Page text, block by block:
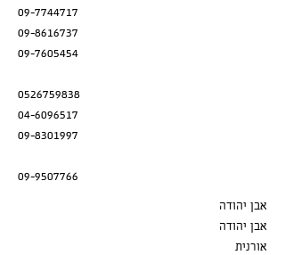
09-7744717
09-8616737
09-7605454
0526759838
04-6096517
09-8301997
09-9507766
אבן יהודה
אבן יהודה
אורנית